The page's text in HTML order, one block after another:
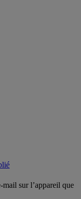
sur l’appareil que